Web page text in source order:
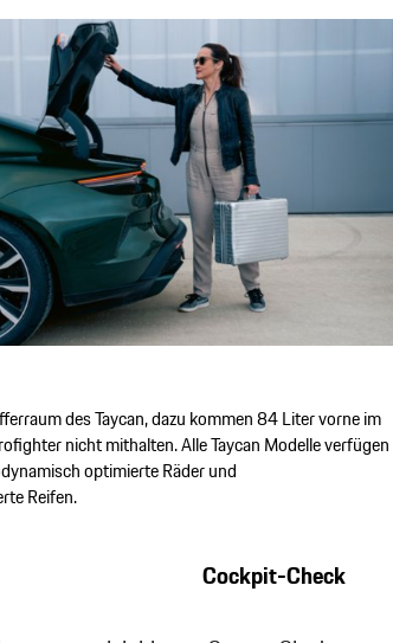
des Taycan, dazu kommen 84 Liter vorne im
nicht mithalten. Alle Taycan Modelle verfügen
optimierte Räder und
Reifen.
Cockpit-Check